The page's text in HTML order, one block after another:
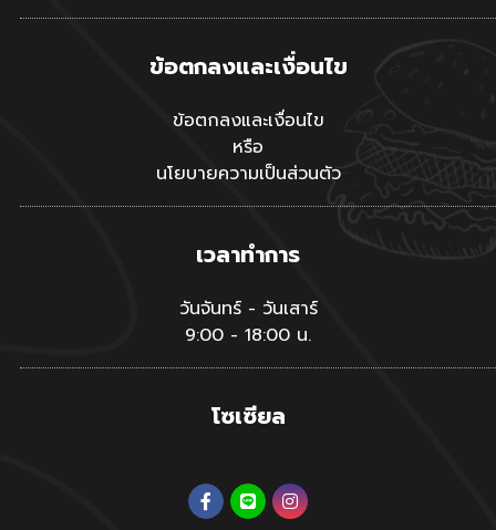
ข้อตกลงและเงื่อนไข
ข้อตกลงและเงื่อนไข
หรือ
นโยบายความเป็นส่วนตัว
เวลาทำการ
วันจันทร์ - วันเสาร์
9:00 - 18:00 น.
โซเซียล